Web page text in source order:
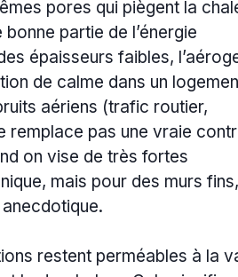
pores qui piègent la
partie de l’énergie
épaisseurs faibles,
de calme dans un
aériens (trafic routier,
remplace pas une vraie
on vise de très fortes
mais pour des murs
anecdotique.
restent perméables à la